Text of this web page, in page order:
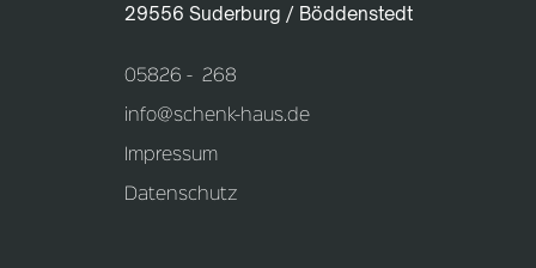
29556 Suderburg / Böddenstedt
05826 - 268
info@schenk-haus.de
Impressum
Datenschutz